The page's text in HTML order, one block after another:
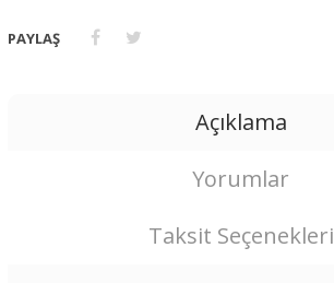
PAYLAŞ
Açıklama
Yorumlar
Taksit Seçenekleri